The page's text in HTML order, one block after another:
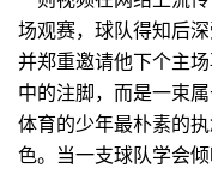
场观赛，球队得知后
并郑重邀请他下个主
中的注脚，而是一束
体育的少年最朴素的
色。当一支球队学会